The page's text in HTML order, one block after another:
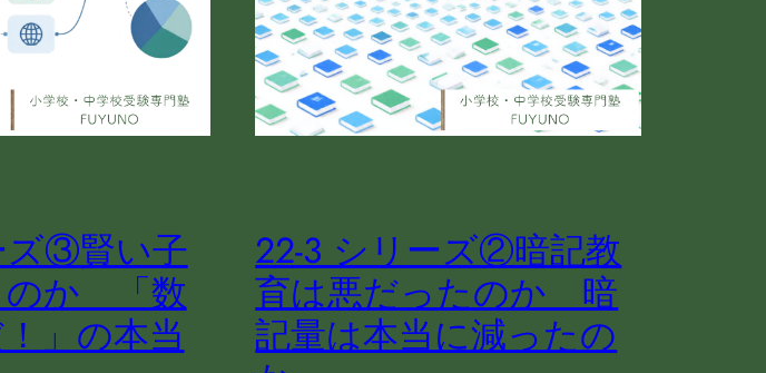
ズ③賢い子
のか 「数
」の本当
22-3 シリーズ②暗記教
育は悪だったのか 暗
記量は本当に減ったの